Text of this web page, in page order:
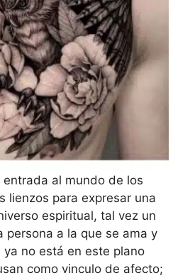
al mundo de los
lienzos para expresar una
espiritual, tal vez un
persona a la que se ama y
no está en este plano
como vinculo de afecto;